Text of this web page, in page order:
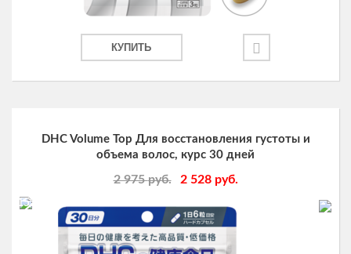
КУПИТЬ
DHC Volume Top Для восстановления густоты и
объема волос, курс 30 дней
2 975руб. 2 528 руб.
-15%